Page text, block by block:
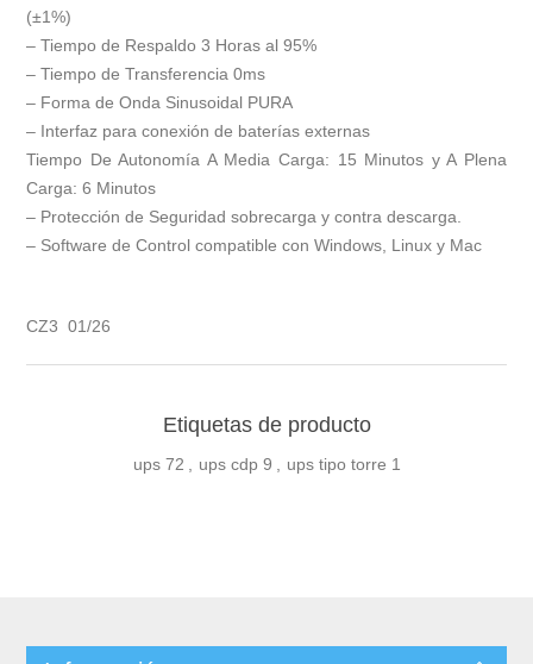
(±1%)
– Tiempo de Respaldo 3 Horas al 95%
– Tiempo de Transferencia 0ms
– Forma de Onda Sinusoidal PURA
– Interfaz para conexión de baterías externas
Tiempo De Autonomía A Media Carga: 15 Minutos y A Plena
Carga: 6 Minutos
– Protección de Seguridad sobrecarga y contra descarga.
– Software de Control compatible con Windows, Linux y Mac
CZ3 01/26
Etiquetas de producto
ups 72 , ups cdp 9 , ups tipo torre 1